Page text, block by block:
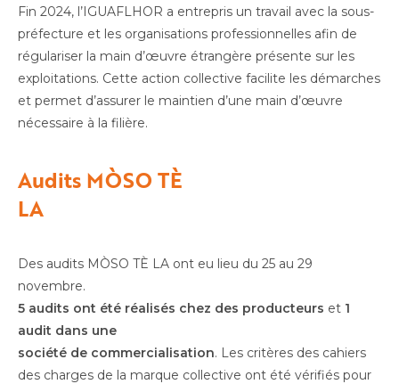
Fin 2024, l’IGUAFLHOR a entrepris un travail avec la sous-
préfecture et les organisations professionnelles afin de
régulariser la main d’œuvre étrangère présente sur les
exploitations. Cette action collective facilite les démarches
et permet d’assurer le maintien d’une main d’œuvre
nécessaire à la filière.
Audits MÒSO TÈ
LA
Des audits MÒSO TÈ LA ont eu lieu du 25 au 29
novembre.
5 audits ont été réalisés chez des producteurs et 1
audit dans une
société de commercialisation. Les critères des cahiers
des charges de la marque collective ont été vérifiés pour